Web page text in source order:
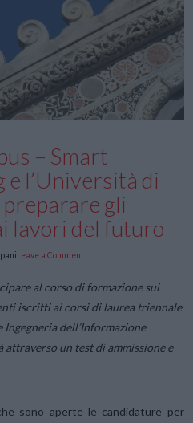
– Smart
e l’Università di
gli
lavori del futuro
Leave a Comment
al corso di formazione sui
iscritti ai corsi di laurea triennale
dell’Informazione
attraverso un test di ammissione e
sono aperte le candidature per